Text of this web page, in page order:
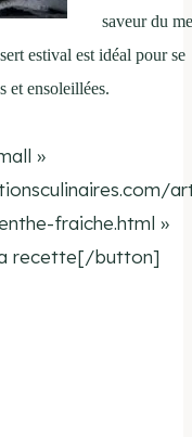
saveur du
estival est idéal pour se
et ensoleillées.
»
fraiche.html »
recette[/button]